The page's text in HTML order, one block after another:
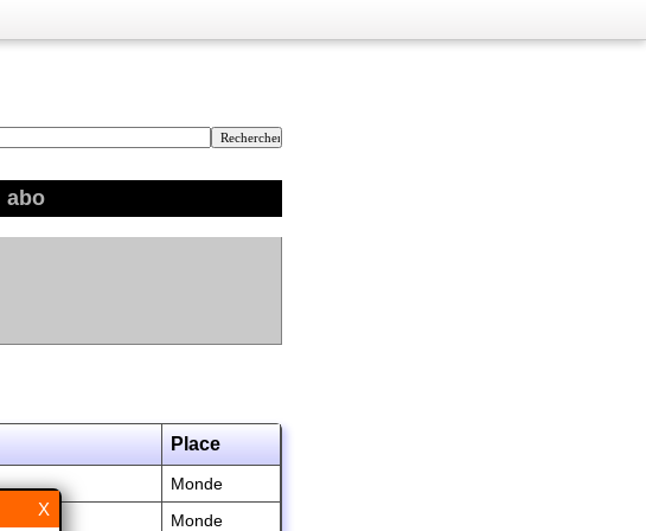
abo
Place
Monde
Monde
X